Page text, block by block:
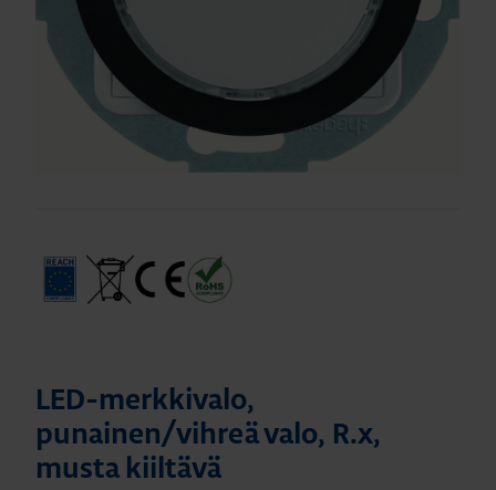
LED-merkkivalo,
punainen/vihreä valo, R.x,
musta kiiltävä